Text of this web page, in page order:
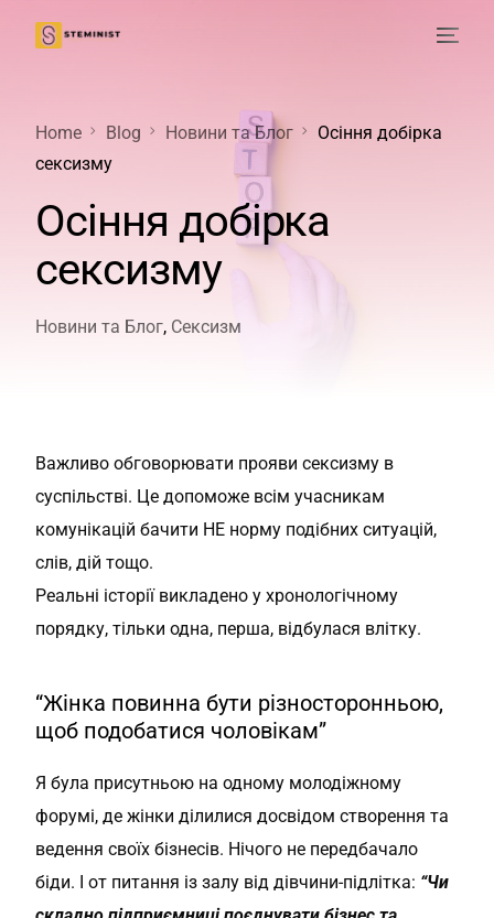
Home Blog Новини та Блог
Осіння добірка
сексизму
Осіння добірка
сексизму
Новини та Блог, Сексизм
Важливо обговорювати прояви сексизму в
суспільстві. Це допоможе всім учасникам
комунікацій бачити НЕ норму подібних ситуацій,
слів, дій тощо.
Реальні історії викладено у хронологічному
порядку, тільки одна, перша, відбулася влітку.
“Жінка повинна бути різносторонньою,
щоб подобатися чоловікам”
Я була присутньою на одному молодіжному
форумі, де жінки ділилися досвідом створення та
ведення своїх бізнесів. Нічого не передбачало
біди. І от питання із залу від дівчини-підлітка: “Чи